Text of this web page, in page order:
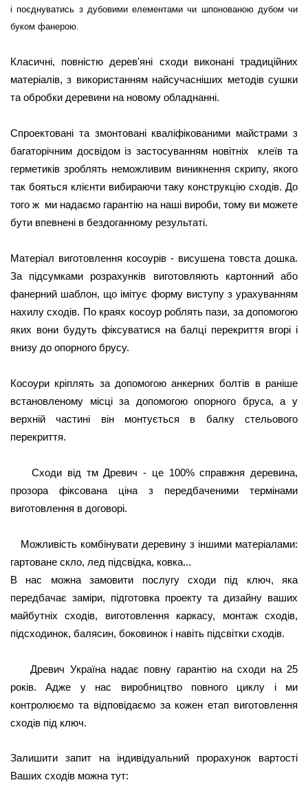
і поєднуватись з дубовими елементами чи шпонованою дубом чи
буком фанерою.
Класичні, повністю дерев'яні сходи виконані традиційних
матеріалів, з використанням найсучасніших методів сушки
та обробки деревини на новому обладнанні.
Спроектовані та змонтовані кваліфікованими майстрами з
багаторічним досвідом із застосуванням новітніх  клеїв та
герметиків зроблять неможливим виникнення скрипу, якого
так бояться клієнти вибираючи таку конструкцію сходів. До
того ж  ми надаємо гарантію на наші вироби, тому ви можете
бути впевнені в бездоганному результаті.
Матеріал виготовлення косоурів - висушена товста дошка.
За підсумками розрахунків виготовляють картонний або
фанерний шаблон, що імітує форму виступу з урахуванням
нахилу сходів. По краях косоур роблять пази, за допомогою
яких вони будуть фіксуватися на балці перекриття вгорі і
внизу до опорного брусу.
Косоури кріплять за допомогою анкерних болтів в раніше
встановленому місці за допомогою опорного бруса, а у
верхній частині він монтується в балку стельового
перекриття.
Сходи від тм Древич - це 100% справжня деревина,
прозора фіксована ціна з передбаченими термінами
виготовлення в договорі.
Можливість комбінувати деревину з іншими матеріалами:
гартоване скло, лед підсвідка, ковка...
В нас можна замовити послугу сходи під ключ, яка
передбачає заміри, підготовка проекту та дизайну ваших
майбутніх сходів, виготовлення каркасу, монтаж сходів,
підсходинок, балясин, боковинок і навіть підсвітки сходів.
Древич Україна надає повну гарантію на сходи на 25
років. Адже у нас виробництво повного циклу і ми
контролюємо та відповідаємо за кожен етап виготовлення
сходів під ключ.
Залишити запит на індивідуальний прорахунок вартості
Ваших сходів можна тут: